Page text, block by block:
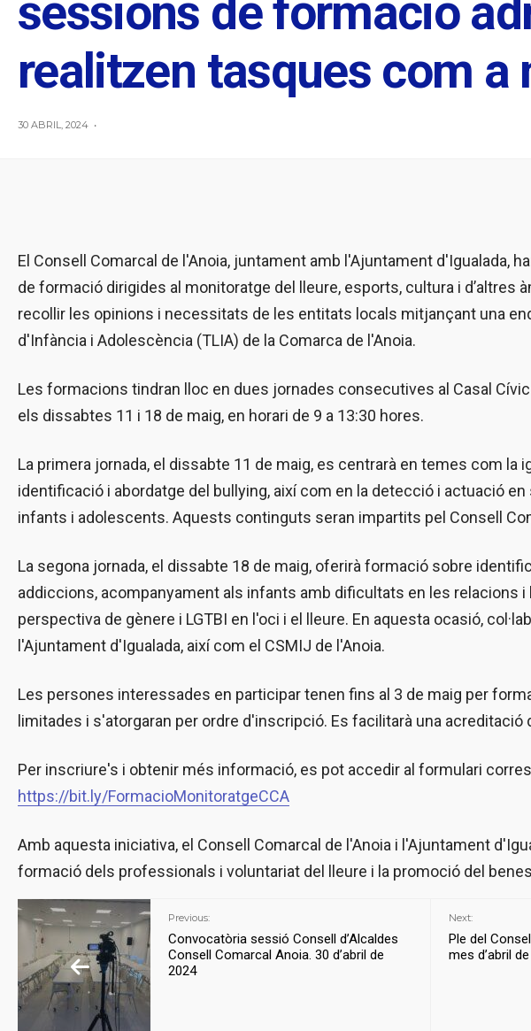
sessions de formació
realitzen tasques com
30 ABRIL, 2024 •
El Consell Comarcal de l'Anoia, juntament amb l'Ajuntament d'Igualada,
de formació dirigides al monitoratge del lleure, esports, cultura i d’altres
recollir les opinions i necessitats de les entitats locals mitjançant una
d'Infància i Adolescència (TLIA) de la Comarca de l'Anoia.
Les formacions tindran lloc en dues jornades consecutives al Casal
els dissabtes 11 i 18 de maig, en horari de 9 a 13:30 hores.
La primera jornada, el dissabte 11 de maig, es centrarà en temes com la
identificació i abordatge del bullying, així com en la detecció i actuació
infants i adolescents. Aquests continguts seran impartits pel Consell
La segona jornada, el dissabte 18 de maig, oferirà formació sobre
addiccions, acompanyament als infants amb dificultats en les relacions i
perspectiva de gènere i LGTBI en l'oci i el lleure. En aquesta ocasió,
l'Ajuntament d'Igualada, així com el CSMIJ de l'Anoia.
Les persones interessades en participar tenen fins al 3 de maig per
limitades i s'atorgaran per ordre d'inscripció. Es facilitarà una
Per inscriure's i obtenir més informació, es pot accedir al formulari
https://bit.ly/FormacioMonitoratgeCCA
Amb aquesta iniciativa, el Consell Comarcal de l'Anoia i l'Ajuntament
formació dels professionals i voluntariat del lleure i la promoció del
Previous:
Convocatòria sessió Consell d’Alcaldes
Consell Comarcal Anoia. 30 d’abril de
2024
Next:
Ple del
mes d’abril